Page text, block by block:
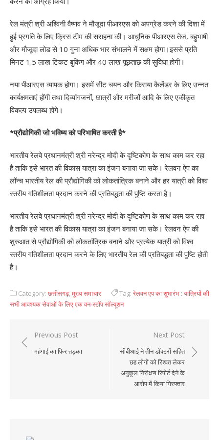
रेल मंत्री श्री अश्विनी वैष्णव ने मौजूदा पीआरएस को अपग्रेड करने की दिशा में
हुई प्रगति के लिए क्रिस टीम की सराहना की। आधुनिक पीआरएस तेज, बहुभाषी
और मौजूदा लोड से 10 गुना अधिक भार संभालने में सक्षम होगा।इससे प्रति
मिनट 1.5 लाख टिकट बुकिंग और 40 लाख पूछताछ की सुविधा होगी।
नया पीआरएस व्यापक होगा। इसमें सीट चयन और किराया कैलेंडर के लिए उन्नत
कार्यक्षमताएं होंगी तथा दिव्यांगजनों, छात्रों और मरीजों आदि के लिए एकीकृत
विकल्प उपलब्ध होंगे।
*प्रौद्योगिकी जो भविष्य को परिभाषित करती है*
भारतीय रेलवे प्रधानमंत्री श्री नरेन्द्र मोदी के दृष्टिकोण के साथ काम कर रहा
है ताकि इसे भारत की विकास यात्रा का इंजन बनाया जा सके। रेलवन ऐप का
लॉन्च भारतीय रेल की प्रौद्योगिकी को लोकतांत्रिक बनाने और हर यात्री को विश्व
स्तरीय गतिशीलता प्रदान करने की प्रतिबद्धता की पुष्टि करता है।
भारतीय रेलवे प्रधानमंत्री श्री नरेन्द्र मोदी के दृष्टिकोण के साथ काम कर रहा
है ताकि इसे भारत की विकास यात्रा का इंजन बनाया जा सके। रेलवन ऐप की
शुरुआत से प्रौद्योगिकी को लोकतांत्रिक बनाने और प्रत्येक यात्री को विश्व
स्तरीय गतिशीलता प्रदान करने के लिए भारतीय रेल की प्रतिबद्धता की पुष्टि होती
है।
Category: छत्तीसगढ़,मुख्य समाचार Tag: रेलवन एप का शुभारंभ : यात्रियों की
सभी आवश्यक सेवाओं के लिए एक वन-स्टॉप सॉल्यूशन
Post
Previous Post
महंगाई का फिर तड़का
Next Post
सीबीआई ने तीन डॉक्टरों सहित
छह लोगों को रिश्वत लेकर
अनुकूल निरीक्षण रिपोर्ट देने के
आरोप में किया गिरफ्तार